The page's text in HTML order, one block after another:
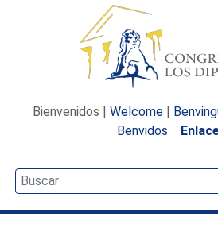
Bienvenidos | Welcome |
Benvidos